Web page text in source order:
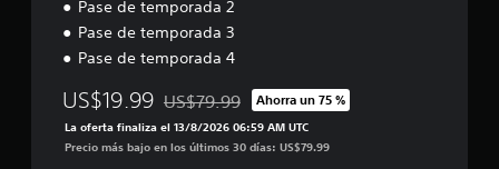
Pase de temporada 2
Pase de temporada 3
Pase de temporada 4
US$19.99 Rebajado del precio original de US$79.99
US$79.99 Ahorra un 75 %
La oferta finaliza el 13/8/2026 06:59 AM UTC
Precio más bajo en los últimos 30 días: US$79.99